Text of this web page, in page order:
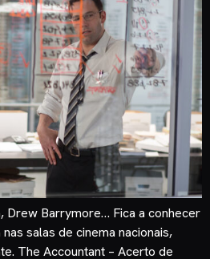
Drew Barrymore… Fica a conhecer
salas de cinema nacionais,
The Accountant – Acerto de